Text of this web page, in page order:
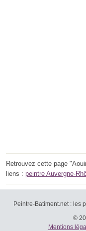
Retrouvez cette page
liens : peintre Auvergne-
Peintre-Batiment.net : les
©
Mentions